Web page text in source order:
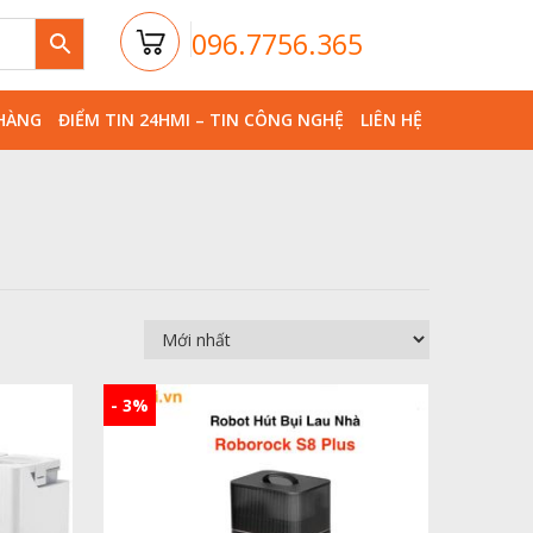
096.7756.365
ĐIỂM TIN 24HMI – TIN CÔNG NGHỆ LIÊN HỆ
- 3%